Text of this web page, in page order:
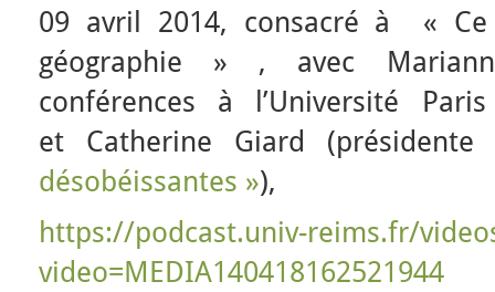
09 avril 2014, consacré à «
géographie » , avec
conférences à l’Université
et Catherine Giard
désobéissantes »),
https://podcast.univ-reims.fr/
video=MEDIA140418162521944